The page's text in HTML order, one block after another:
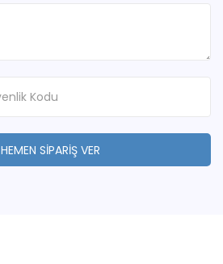
HEMEN SİPARİŞ VER